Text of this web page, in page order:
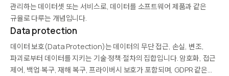
관리하는 데이터셋 또는 서비스로, 데이터를 소프트웨어 제품과 같은
규율로 다루는 개념입니다.
Data protection
데이터 보호(Data Protection)는 데이터의 무단 접근, 손실, 변조,
파괴로부터 데이터를 지키는 기술·정책·절차의 집합입니다. 암호화, 접근
제어, 백업·복구, 재해 복구, 프라이버시 보호가 포함되며, GDPR 같은